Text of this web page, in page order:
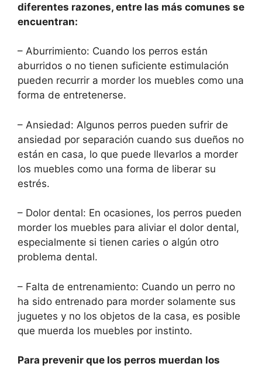
diferentes razones, entre las más comunes se
encuentran:
– Aburrimiento: Cuando los perros están
aburridos o no tienen suficiente estimulación
pueden recurrir a morder los muebles como una
forma de entretenerse.
– Ansiedad: Algunos perros pueden sufrir de
ansiedad por separación cuando sus dueños no
están en casa, lo que puede llevarlos a morder
los muebles como una forma de liberar su
estrés.
– Dolor dental: En ocasiones, los perros pueden
morder los muebles para aliviar el dolor dental,
especialmente si tienen caries o algún otro
problema dental.
– Falta de entrenamiento: Cuando un perro no
ha sido entrenado para morder solamente sus
juguetes y no los objetos de la casa, es posible
que muerda los muebles por instinto.
Para prevenir que los perros muerdan los